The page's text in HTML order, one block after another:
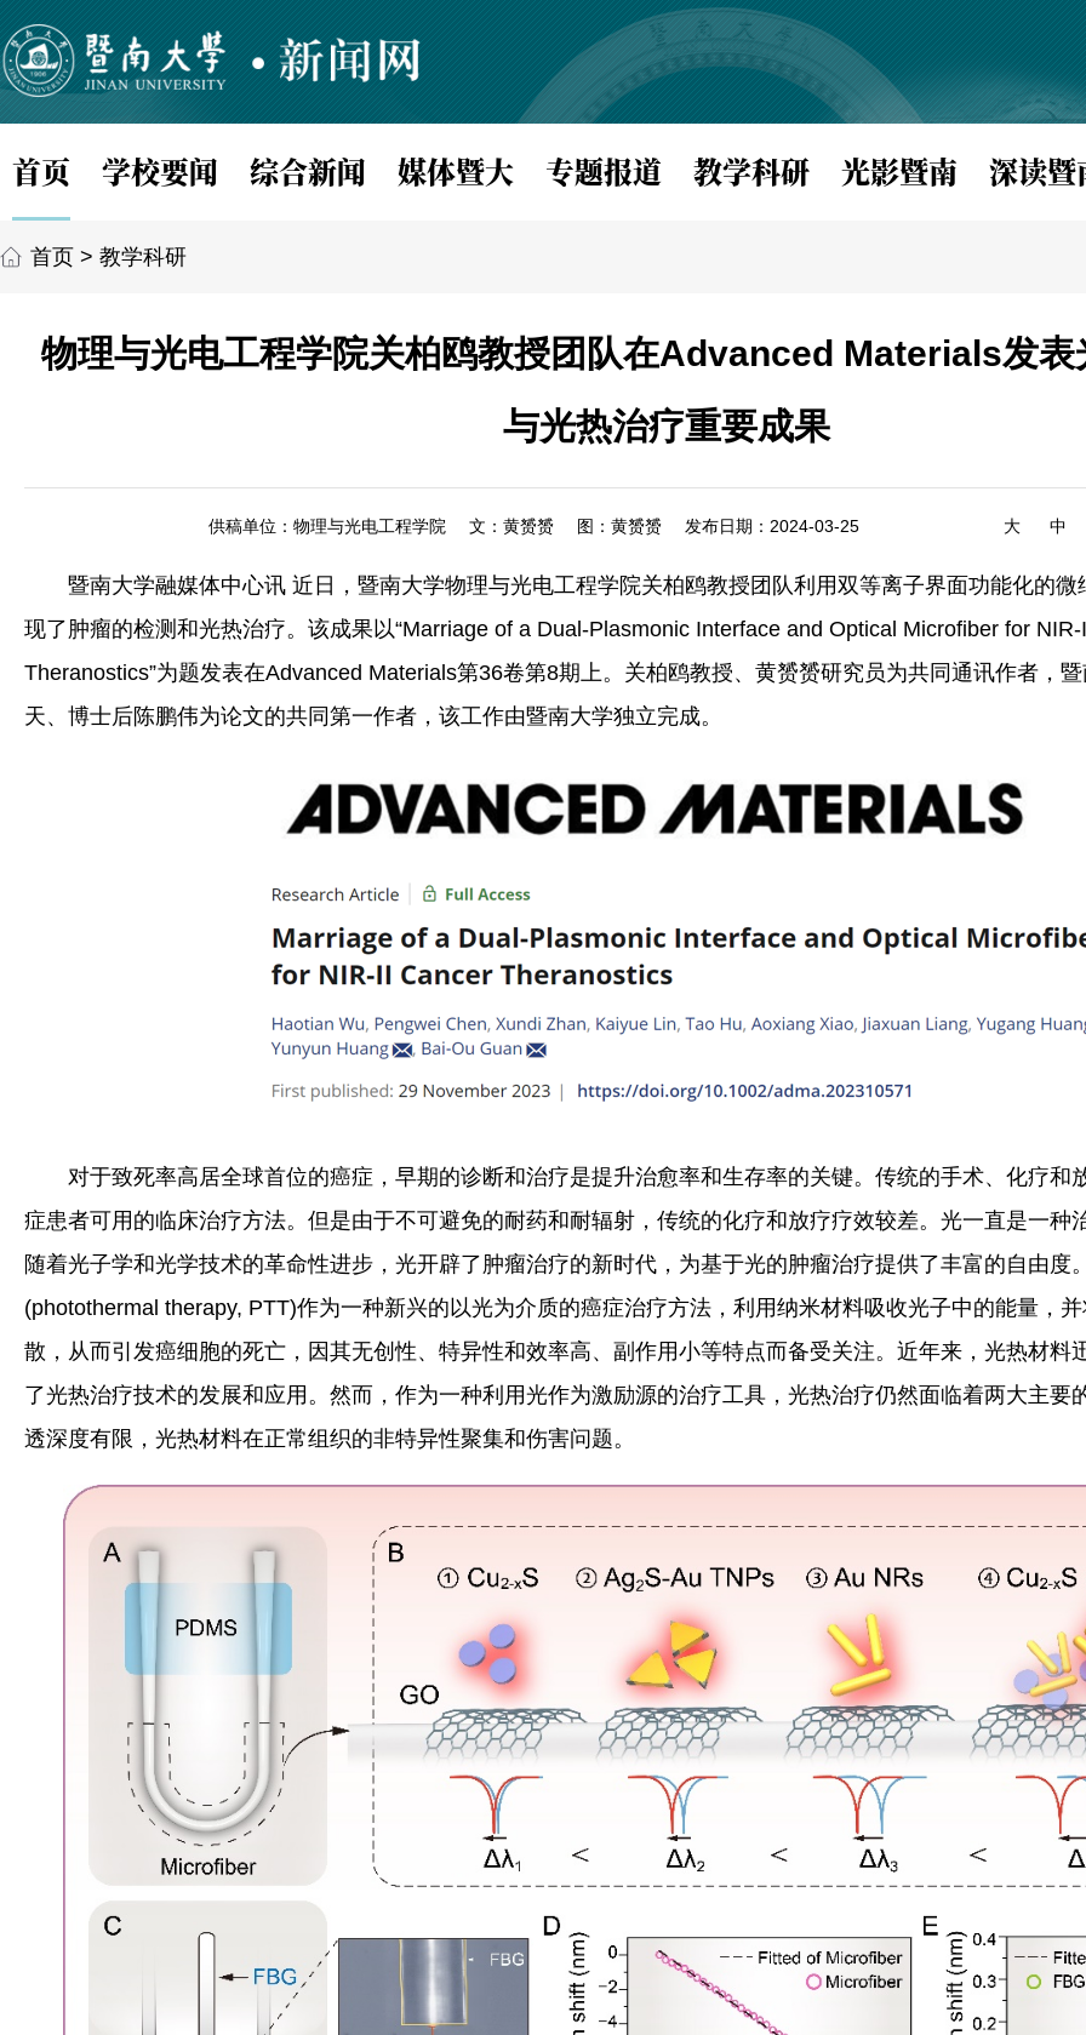
首页 学校要闻 综合新闻 媒体暨大 专题报道 教学科研 光影暨南 深读暨
首页 > 教学科研
物理与光电工程学院关柏鸥教授团队在Advanced Materials发表
与光热治疗重要成果
供稿单位：物理与光电工程学院 文：黄赟赟 图：黄赟赟 发布日期：2024-03-25 大 中
暨南大学融媒体中心讯 近日，暨南大学物理与光电工程学院关柏鸥教授团队利用双等离子界面功能化的
现了肿瘤的检测和光热治疗。该成果以“Marriage of a Dual-Plasmonic Interface and Optical Microfiber for
Theranostics”为题发表在Advanced Materials第36卷第8期上。关柏鸥教授、黄赟赟研究员为共同通讯作者，
天、博士后陈鹏伟为论文的共同第一作者，该工作由暨南大学独立完成。
对于致死率高居全球首位的癌症，早期的诊断和治疗是提升治愈率和生存率的关键。传统的手术、化疗和
症患者可用的临床治疗方法。但是由于不可避免的耐药和耐辐射，传统的化疗和放疗疗效较差。光一直是一种
随着光子学和光学技术的革命性进步，光开辟了肿瘤治疗的新时代，为基于光的肿瘤治疗提供了丰富的自由度
(photothermal therapy, PTT)作为一种新兴的以光为介质的癌症治疗方法，利用纳米材料吸收光子中的能量，
散，从而引发癌细胞的死亡，因其无创性、特异性和效率高、副作用小等特点而备受关注。近年来，光热材料
了光热治疗技术的发展和应用。然而，作为一种利用光作为激励源的治疗工具，光热治疗仍然面临着两大主要
透深度有限，光热材料在正常组织的非特异性聚集和伤害问题。